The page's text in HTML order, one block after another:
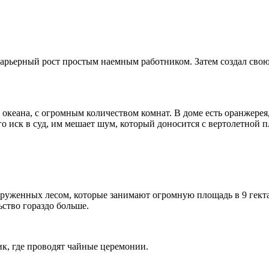
рост простым наемным работником. Затем создал
с огромным количеством комнат. В доме есть
иск в суд, им мешает шум, который доносится с вертолетной
лесом, которые занимают огромную площадь в 9
гораздо больше.
где проводят чайные церемонии.